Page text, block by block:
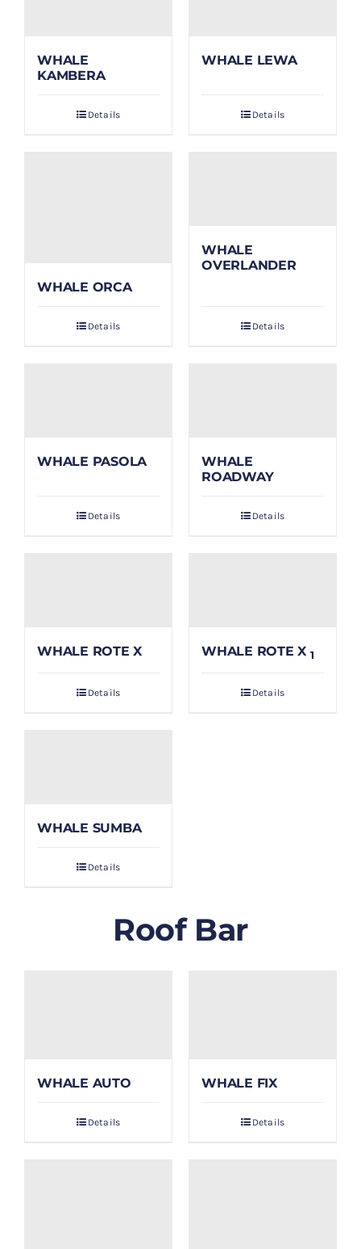
WHALE
KAMBERA
Details
WHALE LEWA
Details
WHALE ORCA
Details
WHALE
OVERLANDER
Details
WHALE PASOLA
Details
WHALE
ROADWAY
Details
WHALE ROTE X
Details
WHALE ROTE X 1
Details
WHALE SUMBA
Details
Roof Bar
WHALE AUTO
Details
WHALE FIX
Details